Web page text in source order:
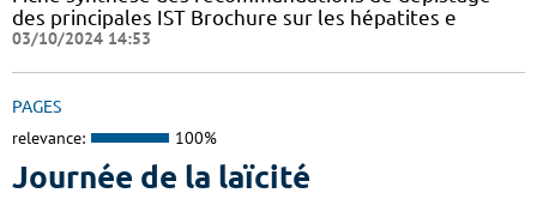
des principales IST Brochure sur les hépatites e
03/10/2024 14:53
PAGES
relevance: 100%
Journée de la laïcité